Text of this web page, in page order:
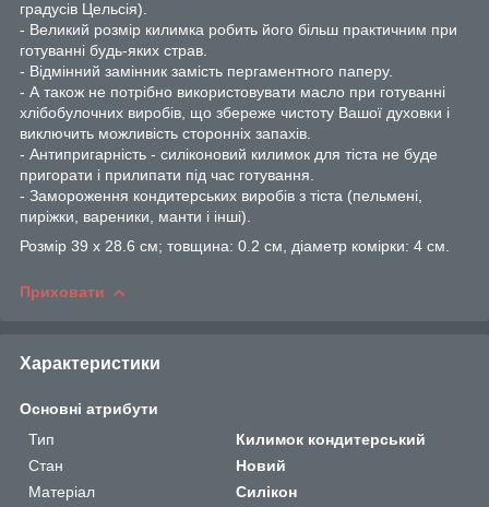
градусів Цельсія).
- Великий розмір килимка робить його більш практичним при
готуванні будь-яких страв.
- Відмінний замінник замість пергаментного паперу.
- А також не потрібно використовувати масло при готуванні
хлібобулочних виробів, що збереже чистоту Вашої духовки і
виключить можливість сторонніх запахів.
- Антипригарність - силіконовий килимок для тіста не буде
пригорати і прилипати під час готування.
- Замороження кондитерських виробів з тіста (пельмені,
пиріжки, вареники, манти і інші).
Розмір 39 х 28.6 см; товщина: 0.2 см, діаметр комірки: 4 см.
Приховати
Характеристики
Основні атрибути
Тип
Килимок кондитерський
Стан
Новий
Матеріал
Силікон